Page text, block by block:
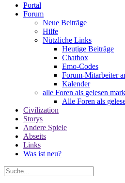
Portal
Forum
Neue Beiträge
Hilfe
Nützliche Links
Heutige Beiträge
Chatbox
Emo-Codes
Forum-Mitarbeiter
Kalender
alle Foren als gelesen
Alle Foren als
Civilization
Storys
Andere Spiele
Abseits
Links
Was ist neu?